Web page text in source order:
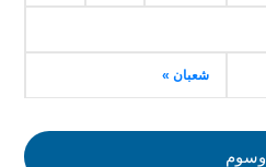
شعبان »
وسوم